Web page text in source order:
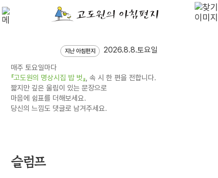
지난 아침편지 2026.8.8.토요일
매주 토요일마다
『고도원의 명상시집 밥 벗』, 속 시 한 편을 전합니다.
짧지만 깊은 울림이 있는 문장으로
마음에 쉼표를 더해보세요.
당신의 느낌도 댓글로 남겨주세요.
슬럼프